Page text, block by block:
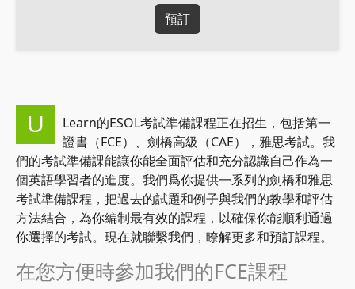
預訂
U
Learn的ESOL考試準備課程正在招生，包括第一
證書（FCE）、劍橋高級（CAE），雅思考試。我
們的考試準備課能讓你能全面評估和充分認識自己作為一
個英語學習者的進度。我們爲你提供一系列的劍橋和雅思
考試準備課程，把過去的試題和例子與我們的教學和評估
方法結合，為你編制最有效的課程，以確保你能順利通過
你選擇的考試。現在就聯繫我們，瞭解更多和預訂課程。
在您方便時參加我們的FCE課程